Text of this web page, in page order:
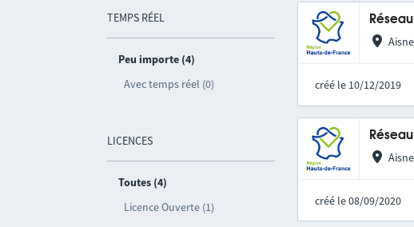
TEMPS RÉEL
Peu importe (4)
Avec temps réel (0)
LICENCES
Toutes (4)
Licence Ouverte (1)
Aisne
créé le 10/12/2019
Aisne
créé le 08/09/2020